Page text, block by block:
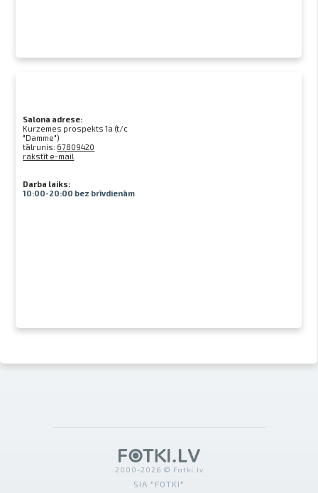
Salona adrese:
Kurzemes prospekts 1a (t/c
"Damme")
tālrunis: 67809420
rakstīt e-mail
Darba laiks:
10:00-20:00 bez brīvdienām
2000-2026 © Fotki.lv
SIA "FOTKI"